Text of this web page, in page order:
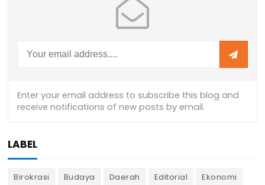
LABEL
Birokrasi Budaya Daerah Editorial
Ekonomi